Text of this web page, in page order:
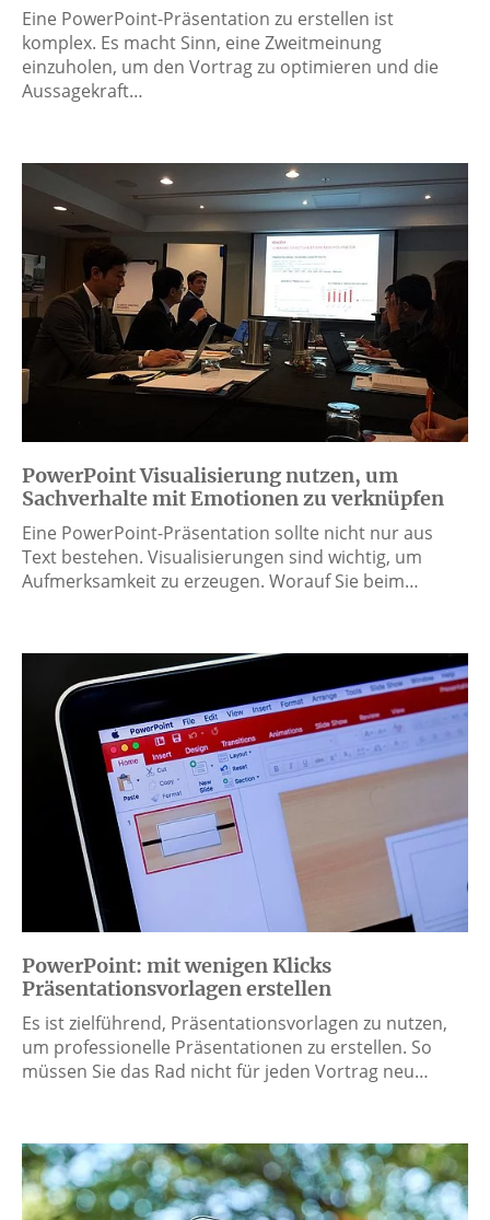
Eine PowerPoint-Präsentation zu erstellen ist
komplex. Es macht Sinn, eine Zweitmeinung
einzuholen, um den Vortrag zu optimieren und die
Aussagekraft…
PowerPoint Visualisierung nutzen, um
Sachverhalte mit Emotionen zu verknüpfen
Eine PowerPoint-Präsentation sollte nicht nur aus
Text bestehen. Visualisierungen sind wichtig, um
Aufmerksamkeit zu erzeugen. Worauf Sie beim…
PowerPoint: mit wenigen Klicks
Präsentationsvorlagen erstellen
Es ist zielführend, Präsentationsvorlagen zu nutzen,
um professionelle Präsentationen zu erstellen. So
müssen Sie das Rad nicht für jeden Vortrag neu…